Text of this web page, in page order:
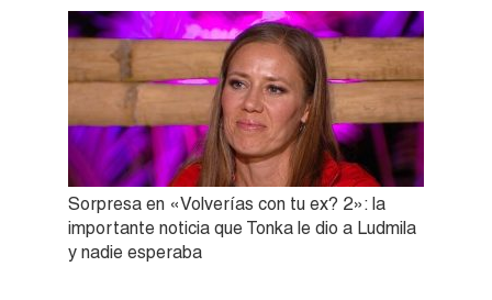
Sorpresa en «Volverías con tu ex? 2»: la
importante noticia que Tonka le dio a Ludmila
y nadie esperaba